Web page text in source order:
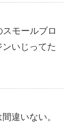
モールブロ
いじってた
違いない。